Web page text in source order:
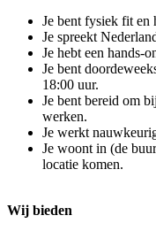
Je bent fysiek fit en
Je spreekt
Je hebt een hands-
Je bent
18:00 uur.
Je bent bereid om
werken.
Je werkt
Je woont in (de
locatie komen.
Wij bieden